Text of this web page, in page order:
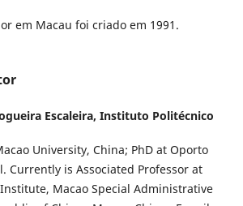
em Macau foi criado em 1991.
Escaleira, Instituto Politécnico
University, China; PhD at Oporto
Currently is Associated Professor at
Macao Special Administrative